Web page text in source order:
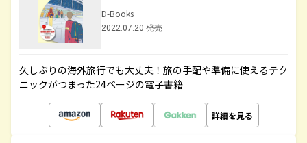
D-Books
2022.07.20 発売
久しぶりの海外旅行でも大丈夫！旅の手配や準備に使えるテク
ニックがつまった24ページの電子書籍
詳細を見る